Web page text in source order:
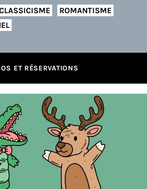
ROMANTISME
ET RÉSERVATIONS